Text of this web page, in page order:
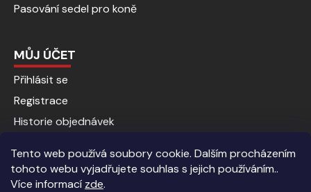
Tento web používá soubory cookie. Dalším procházením
tohoto webu vyjadřujete souhlas s jejich používáním..
Více informací zde.
Pasování sedel pro koně
MŮJ ÚČET
Přihlásit se
Registrace
Historie objednávek